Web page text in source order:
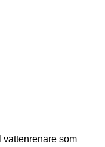
vattenrenare som